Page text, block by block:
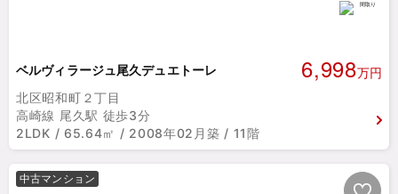
ベルヴィラージュ尾久デュエトーレ 6,998万円
北区昭和町２丁目
高崎線 尾久駅 徒歩3分
2LDK / 65.64㎡ / 2008年02月築 / 11階
中古マンション